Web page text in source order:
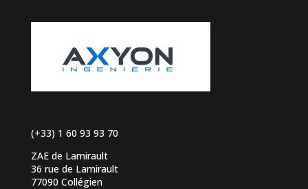
(+33) 1 60 93 93 70
ZAE de Lamirault
36 rue de Lamirault
77090 Collégien